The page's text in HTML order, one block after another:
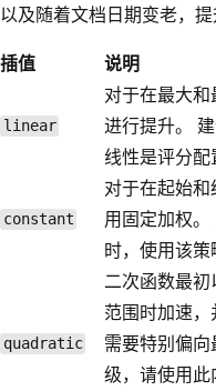
以及随着文档日期变老，提
插值
说明
linear
对于在最大
进行提升。
线性是评分配
constant
对于在起始
用固定加权
时，使用该策
quadratic
二次函数最
范围时加速
需要特别偏
级，请使用